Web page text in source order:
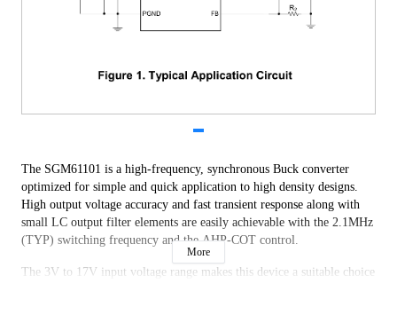
The SGM61101 is a high-frequency, synchronous Buck converter
optimized for simple and quick application to high density designs.
High output voltage accuracy and fast transient response along with
small LC output filter elements are easily achievable with the 2.1MHz
(TYP) switching frequency and the AHP-COT control.
The 3V to 17V input voltage range makes this device a suitable choice
More